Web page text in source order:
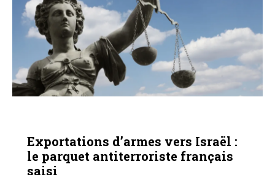
Exportations d’armes vers Israël :
le parquet antiterroriste français
saisi